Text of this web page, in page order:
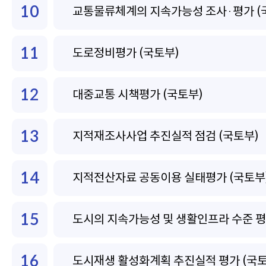
10 교통물류체계의 지속가능성 조사·평가 (
11 도로정비평가 (국토부)
12 대중교통 시책평가 (국토부)
13 지적재조사사업 추진실적 점검 (국토부)
14 지적전산자료 공동이용 실태평가 (국토
15 도시의 지속가능성 및 생활인프라 수준
16 도시재생 활성화계획 추진실적 평가 (국